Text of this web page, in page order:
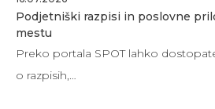
Podjetniški razpisi in poslovne
mestu
Preko portala SPOT lahko
o razpisih,…